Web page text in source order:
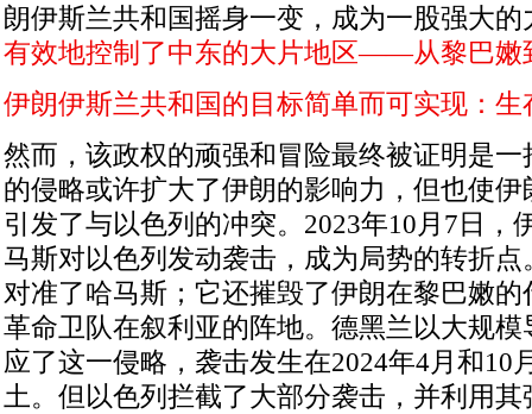
朗伊斯兰共和国摇身一变，成为一股强大的
有效地控制了中东的大片地区——从黎巴嫩
伊朗伊斯兰共和国的目标简单而可实现：生
然而，该政权的顽强和冒险最终被证明是
的侵略或许扩大了伊朗的影响力，但也使
引发了与以色列的冲突。 2023年10月 7日，
马斯对以色列发动袭击，成为局势的转折
对准了哈马斯；它还摧毁了伊朗在黎巴嫩
革命卫队在叙利亚的阵地。德黑兰以大规
应了这一侵略，袭击发生在2024年4月和10
土。但以色列拦截了大部分袭击，并利用